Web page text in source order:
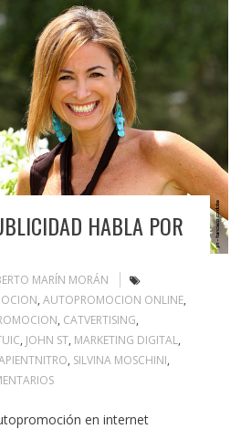
HABLA POR
MARÍN MORÁN
, AUTOPROMOCION ONLINE,
, CATVERTISING,
, JOHN ST, MARKETING DIGITAL,
, SILVINA MOSCHINI,
en internet